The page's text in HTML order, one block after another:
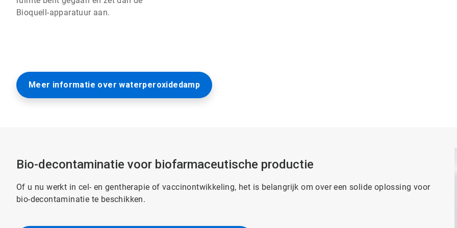
Bioquell-apparatuur aan.
Meer informatie over waterperoxidedamp
Bio-decontaminatie voor biofarmaceutische productie
Of u nu werkt in cel- en gentherapie of vaccinontwikkeling, het is belangrijk om over een solide oplossing voor
bio-decontaminatie te beschikken.